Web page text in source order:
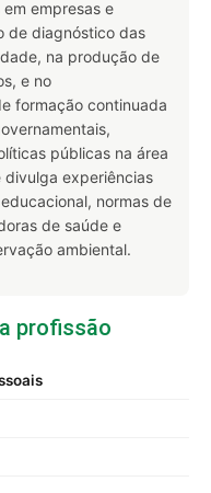
empresas e
de diagnóstico das
na produção de
e no
formação continuada
públicas na área
divulga experiências
normas de
de saúde e
ambiental.
profissão